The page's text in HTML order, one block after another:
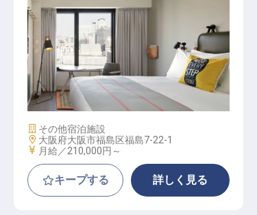
予約スタッフ
施設業態
その他宿泊施設
勤務地
大阪府大阪市福島区福島7-22-1
給与
月給／210,000円～
キープする 詳しく見る